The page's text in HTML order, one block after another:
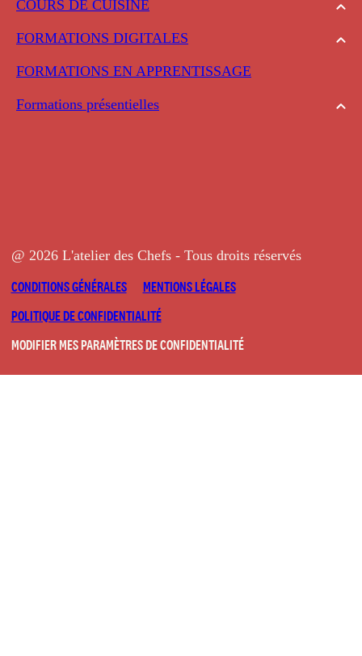
COURS DE CUISINE
FORMATIONS DIGITALES
FORMATIONS EN APPRENTISSAGE
Formations présentielles
@ 2026 L'atelier des Chefs - Tous droits réservés
CONDITIONS GÉNÉRALES
MENTIONS LÉGALES
POLITIQUE DE CONFIDENTIALITÉ
MODIFIER MES PARAMÈTRES DE CONFIDENTIALITÉ